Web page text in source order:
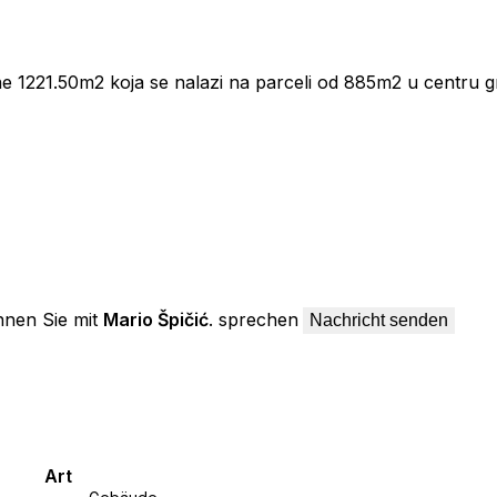
1221.50m2 koja se nalazi na parceli od 885m2 u centru
– ECE B.
Sie mit Mario Špičić. sprechen Nachricht senden
Art